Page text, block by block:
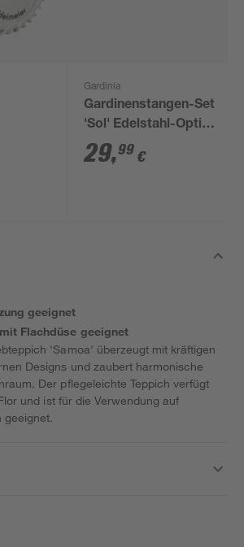
Gardinia
Gardinenstangen-Set
'Sol' Edelstahl-Optik
190 - 340 cm
29,99 €
geeignet
Flachdüse geeignet
'Samoa' überzeugt mit kräftigen
Designs und zaubert harmonische
Der pflegeleichte Teppich verfügt
und ist für die Verwendung auf
geeignet.